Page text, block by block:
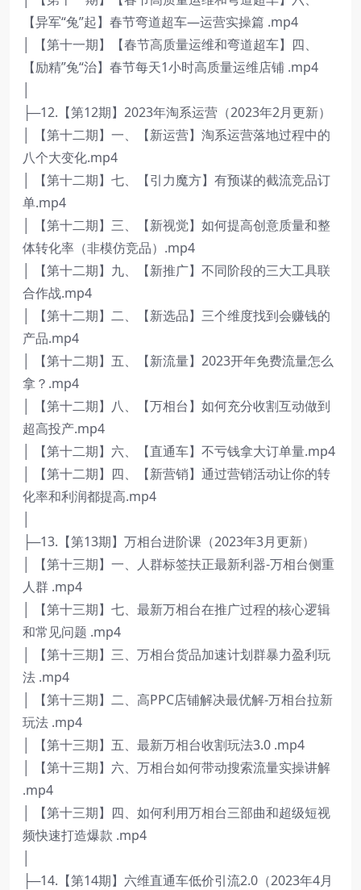
【异军“兔”起】春节弯道超车—运营实操篇 .mp4
│ 【第十一期】【春节高质量运维和弯道超车】四、
【励精”兔“治】春节每天1小时高质量运维店铺 .mp4
├─12.【第12期】2023年淘系运营（2023年2月更新）
│ 【第十二期】一、【新运营】淘系运营落地过程中的
八个大变化.mp4
│ 【第十二期】七、【引力魔方】有预谋的截流竞品订
单.mp4
│ 【第十二期】三、【新视觉】如何提高创意质量和整
体转化率（非模仿竞品）.mp4
│ 【第十二期】九、【新推广】不同阶段的三大工具联
合作战.mp4
│ 【第十二期】二、【新选品】三个维度找到会赚钱的
产品.mp4
│ 【第十二期】五、【新流量】2023开年免费流量怎么
拿？.mp4
│ 【第十二期】八、【万相台】如何充分收割互动做到
超高投产.mp4
│ 【第十二期】六、【直通车】不亏钱拿大订单量.mp4
│ 【第十二期】四、【新营销】通过营销活动让你的转
化率和利润都提高.mp4
├─13.【第13期】万相台进阶课（2023年3月更新）
│ 【第十三期】一、人群标签扶正最新利器-万相台侧重
人群 .mp4
│ 【第十三期】七、最新万相台在推广过程的核心逻辑
和常见问题 .mp4
│ 【第十三期】三、万相台货品加速计划群暴力盈利玩
法 .mp4
│ 【第十三期】二、高PPC店铺解决最优解-万相台拉新
玩法 .mp4
│ 【第十三期】五、最新万相台收割玩法3.0 .mp4
│ 【第十三期】六、万相台如何带动搜索流量实操讲解
.mp4
│ 【第十三期】四、如何利用万相台三部曲和超级短视
频快速打造爆款 .mp4
├─14.【第14期】六维直通车低价引流2.0（2023年4月